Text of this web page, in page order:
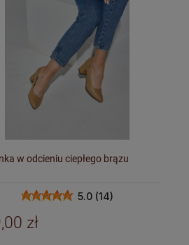
w odcieniu ciepłego brązu
5.0 (14)
zł